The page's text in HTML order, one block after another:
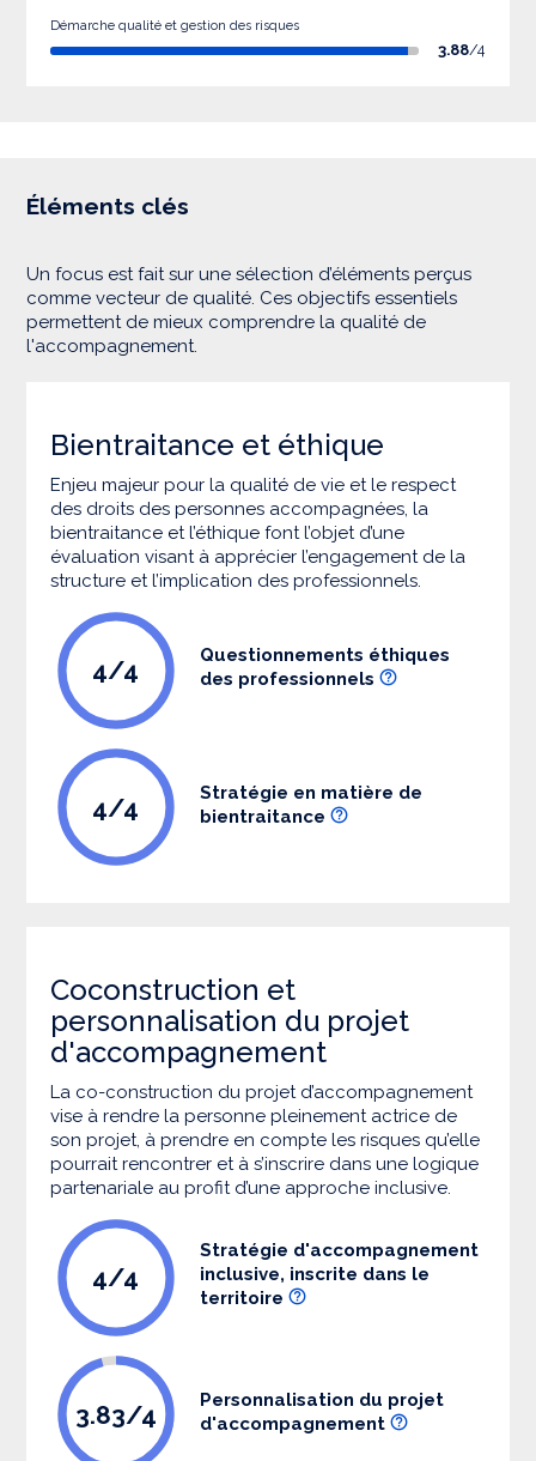
Démarche qualité et gestion des risques
3.88/4
Éléments clés
Un focus est fait sur une sélection d’éléments perçus
comme vecteur de qualité. Ces objectifs essentiels
permettent de mieux comprendre la qualité de
l'accompagnement.
Bientraitance et éthique
Enjeu majeur pour la qualité de vie et le respect
des droits des personnes accompagnées, la
bientraitance et l’éthique font l’objet d’une
évaluation visant à apprécier l’engagement de la
structure et l’implication des professionnels.
4/4
Questionnements éthiques
des professionnels
4/4
Stratégie en matière de
bientraitance
Coconstruction et
personnalisation du projet
d'accompagnement
La co-construction du projet d’accompagnement
vise à rendre la personne pleinement actrice de
son projet, à prendre en compte les risques qu’elle
pourrait rencontrer et à s’inscrire dans une logique
partenariale au profit d’une approche inclusive.
4/4
Stratégie d'accompagnement
inclusive, inscrite dans le
territoire
3.83/4
Personnalisation du projet
d'accompagnement